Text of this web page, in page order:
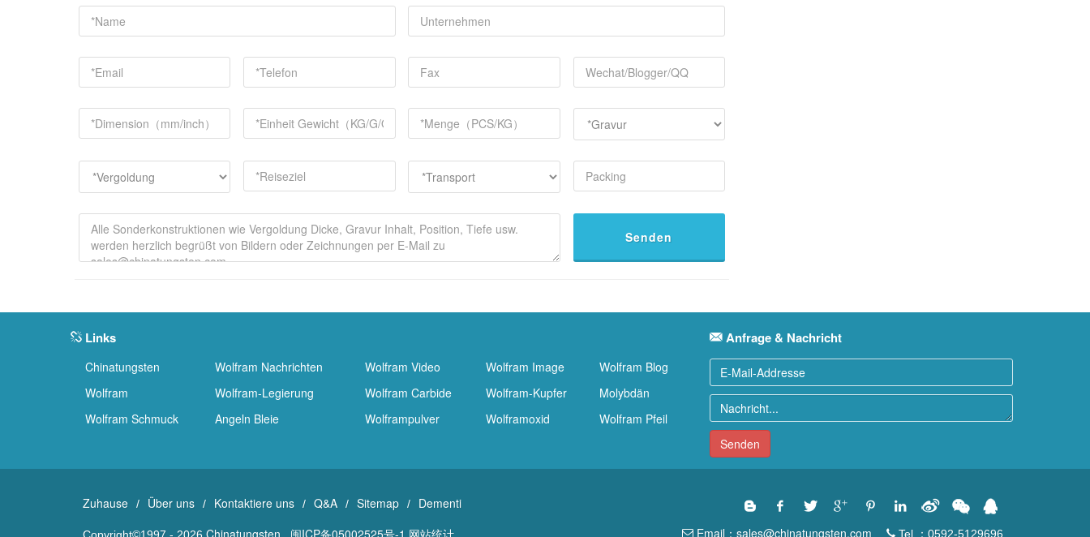
Senden
Links
Chinatungsten Wolfram Nachrichten Wolfram Video Wolfram Image
Wolfram Blog
Wolfram
Wolfram-Legierung Wolfram Carbide Wolfram-Kupfer
Molybdän
Wolfram Schmuck
Angeln Bleie Wolframpulver Wolframoxid Wolfram Pfeil
Anfrage & Nachricht
Senden
Zuhause / Über uns / Kontaktiere uns / Q&A / Sitemap / Dementi
Chinatungsten 闽ICP备05002525号-1 网站统计 Email：sales@chinatungsten.com Tel.：0592-5129696